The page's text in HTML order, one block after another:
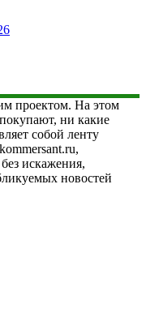
проектом. На этом
ни какие
собой ленту
искажения,
новостей